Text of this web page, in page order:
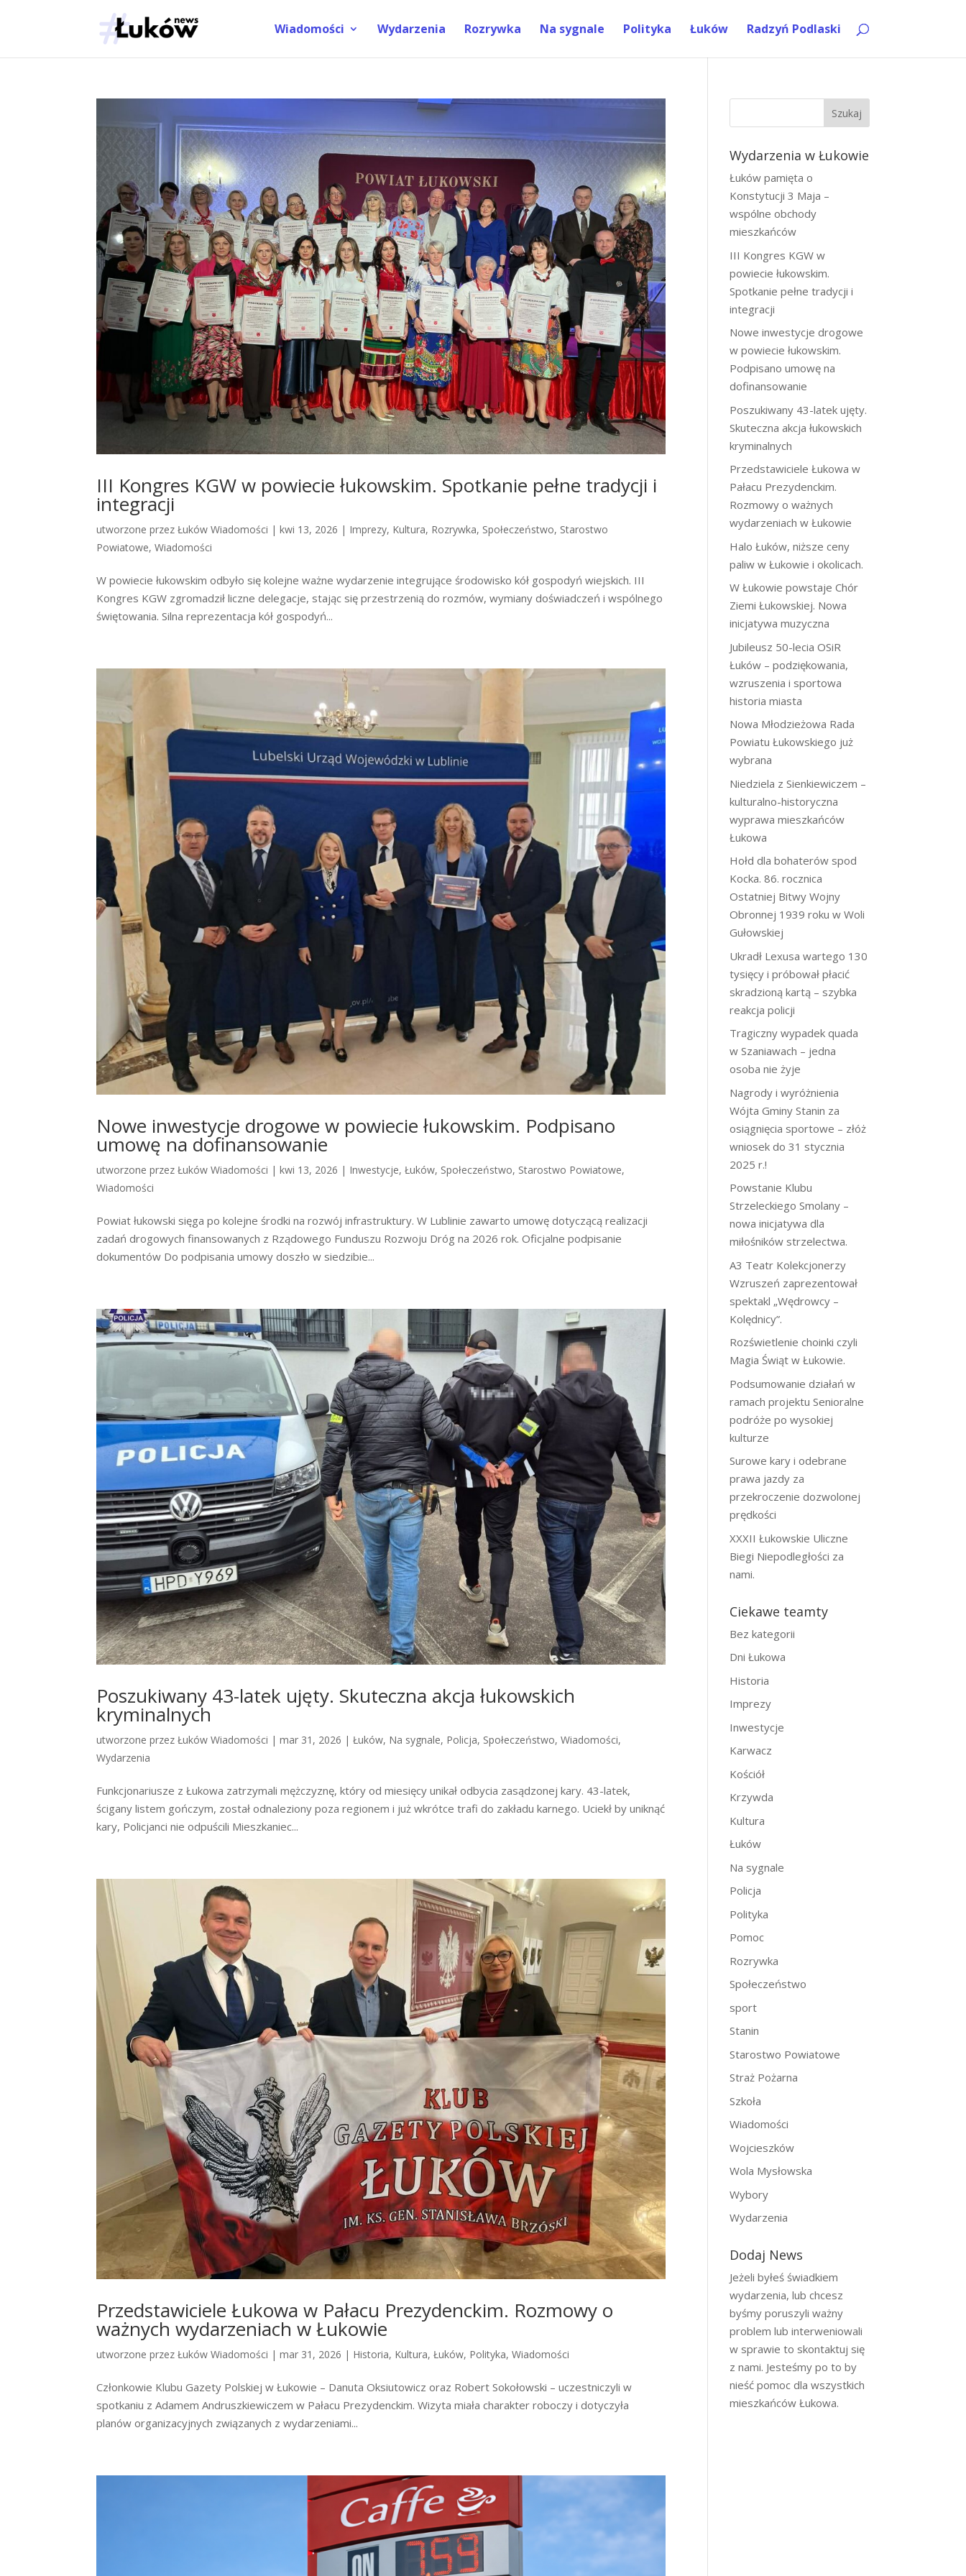
Wiadomości Wydarzenia Rozrywka Na sygnale Polityka Łuków Radzyń Podlaski
III Kongres KGW w powiecie łukowskim. Spotkanie pełne tradycji i
integracji
utworzone przezŁuków Wiadomości |kwi 13, 2026 | Imprezy, Kultura, Rozrywka, Społeczeństwo, Starostwo
Powiatowe,Wiadomości
W powiecie łukowskim odbyło się kolejne ważne wydarzenie integrujące środowisko kół gospodyń wiejskich. III
Kongres KGW zgromadził liczne delegacje, stając się przestrzenią do rozmów, wymiany doświadczeń i wspólnego
świętowania. Silna reprezentacja kół gospodyń...
Nowe inwestycje drogowe w powiecie łukowskim. Podpisano
umowę na dofinansowanie
utworzone przezŁuków Wiadomości |kwi 13, 2026 | Inwestycje,Łuków, Społeczeństwo, Starostwo Powiatowe,
Wiadomości
Powiat łukowski sięga po kolejne środki na rozwój infrastruktury. W Lublinie zawarto umowę dotyczącą realizacji
zadań drogowych finansowanych z Rządowego Funduszu Rozwoju Dróg na 2026 rok. Oficjalne podpisanie
dokumentów Do podpisania umowy doszło w siedzibie...
Poszukiwany 43-latek ujęty. Skuteczna akcja łukowskich
kryminalnych
utworzone przezŁuków Wiadomości |mar 31, 2026 |Łuków, Na sygnale, Policja, Społeczeństwo,Wiadomości,
Wydarzenia
Funkcjonariusze z Łukowa zatrzymali mężczyznę, który od miesięcy unikał odbycia zasądzonej kary. 43-latek,
ścigany listem gończym, został odnaleziony poza regionem i już wkrótce trafi do zakładu karnego. Uciekł by uniknąć
kary, Policjanci nie odpuścili Mieszkaniec...
Przedstawiciele Łukowa w Pałacu Prezydenckim. Rozmowy o
ważnych wydarzeniach w Łukowie
utworzone przezŁuków Wiadomości |mar 31, 2026 | Historia, Kultura,Łuków, Polityka,Wiadomości
Członkowie Klubu Gazety Polskiej w Łukowie – Danuta Oksiutowicz oraz Robert Sokołowski – uczestniczyli w
spotkaniu z Adamem Andruszkiewiczem w Pałacu Prezydenckim. Wizyta miała charakter roboczy i dotyczyła
planów organizacyjnych związanych z wydarzeniami...
Szukaj
Wydarzenia w Łukowie
Łuków pamięta o
Konstytucji 3 Maja –
wspólne obchody
mieszkańców
III Kongres KGW w
powiecie łukowskim.
Spotkanie pełne tradycji i
integracji
Nowe inwestycje drogowe
w powiecie łukowskim.
Podpisano umowę na
dofinansowanie
Poszukiwany 43-latek ujęty.
Skuteczna akcja łukowskich
kryminalnych
Przedstawiciele Łukowa w
Pałacu Prezydenckim.
Rozmowy o ważnych
wydarzeniach w Łukowie
Halo Łuków, niższe ceny
paliw w Łukowie i okolicach.
W Łukowie powstaje Chór
Ziemi Łukowskiej. Nowa
inicjatywa muzyczna
Jubileusz 50-lecia OSiR
Łuków – podziękowania,
wzruszenia i sportowa
historia miasta
Nowa Młodzieżowa Rada
Powiatu Łukowskiego już
wybrana
Niedziela z Sienkiewiczem –
kulturalno-historyczna
wyprawa mieszkańców
Łukowa
Hołd dla bohaterów spod
Kocka. 86. rocznica
Ostatniej Bitwy Wojny
Obronnej 1939 roku w Woli
Gułowskiej
Ukradł Lexusa wartego 130
tysięcy i próbował płacić
skradzioną kartą – szybka
reakcja policji
Tragiczny wypadek quada
w Szaniawach – jedna
osoba nie żyje
Nagrody i wyróżnienia
Wójta Gminy Stanin za
osiągnięcia sportowe – złóż
wniosek do 31 stycznia
2025 r.!
Powstanie Klubu
Strzeleckiego Smolany –
nowa inicjatywa dla
miłośników strzelectwa.
A3 Teatr Kolekcjonerzy
Wzruszeń zaprezentował
spektakl „Wędrowcy –
Kolędnicy”.
Rozświetlenie choinki czyli
Magia Świąt w Łukowie.
Podsumowanie działań w
ramach projektu Senioralne
podróże po wysokiej
kulturze
Surowe kary i odebrane
prawa jazdy za
przekroczenie dozwolonej
prędkości
XXXII Łukowskie Uliczne
Biegi Niepodległości za
nami.
Ciekawe teamty
Bez kategorii
Dni Łukowa
Historia
Imprezy
Inwestycje
Karwacz
Kościół
Krzywda
Kultura
Łuków
Na sygnale
Policja
Polityka
Pomoc
Rozrywka
Społeczeństwo
sport
Stanin
Starostwo Powiatowe
Straż Pożarna
Szkoła
Wiadomości
Wojcieszków
Wola Mysłowska
Wybory
Wydarzenia
Dodaj News
Jeżeli byłeś świadkiem
wydarzenia, lub chcesz
byśmy poruszyli ważny
problem lub interweniowali
w sprawie to skontaktuj się
z nami. Jesteśmy po to by
nieść pomoc dla wszystkich
mieszkańców Łukowa.